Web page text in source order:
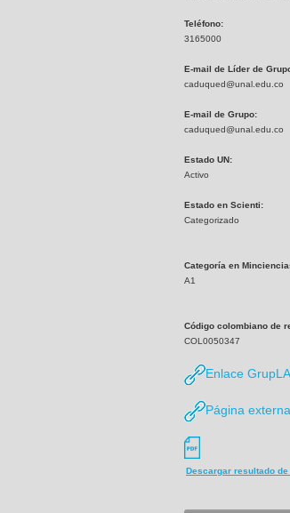
Teléfono:
3165000
E-mail de Líder de
caduqued@unal.edu.co
E-mail de Grupo:
caduqued@unal.edu.co
Estado UN:
Activo
Estado en Scienti:
Categorizado
Categoría en
A1
Código colombiano de
COL0050347
Enlace
Página externa
Descargar resultado de